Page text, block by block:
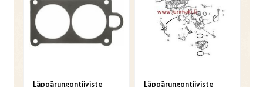
Läppärungontiiviste
Läppärungontiiviste